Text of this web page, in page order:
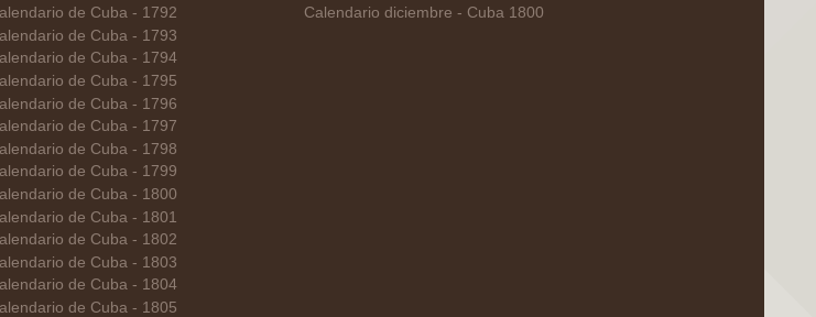
de Cuba - 1792
de Cuba - 1793
de Cuba - 1794
de Cuba - 1795
de Cuba - 1796
de Cuba - 1797
de Cuba - 1798
de Cuba - 1799
de Cuba - 1800
de Cuba - 1801
de Cuba - 1802
de Cuba - 1803
de Cuba - 1804
de Cuba - 1805
Calendario diciembre - Cuba 1800